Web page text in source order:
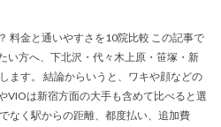
料金と通いやすさを10院比較 この記事で
い方へ、下北沢・代々木上原・笹塚・新
ます。 結論からいうと、ワキや顔などの
VIOは新宿方面の大手も含めて比べると選
なく駅からの距離、都度払い、追加費